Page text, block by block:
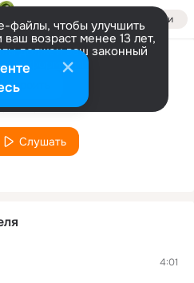
Войти
файлы, чтобы улучшить
возраст менее 13 лет,
должен ваш законный
информации
the Mojave
Wilson
Слушать
4:01